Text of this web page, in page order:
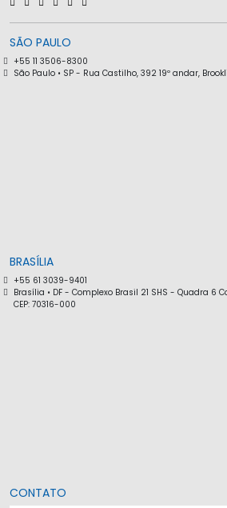
SÃO PAULO
+55 11 3506-8300
São Paulo • SP - Rua Castilho, 392 19º andar,
BRASÍLIA
+55 61 3039-9401
Brasília • DF - Complexo Brasil 21 SHS - Quadra 6
CEP: 70316-000
CONTATO